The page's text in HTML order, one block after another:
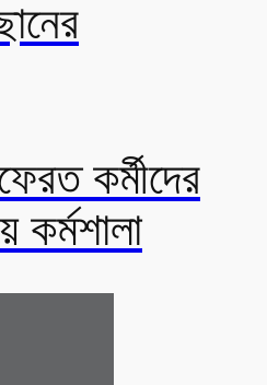
কর্মীদের
কর্মশালা